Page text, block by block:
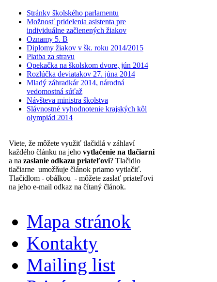
Stránky školského parlamentu
Možnosť pridelenia asistenta pre
individuálne začlenených žiakov
Oznamy 5. B
Diplomy žiakov v šk. roku 2014/2015
Platba za stravu
Opekačka na školskom dvore, jún 2014
Rozlúčka deviatakov 27. júna 2014
Mladý záhradkár 2014, národná
vedomostná súťaž
Návšteva ministra školstva
Slávnostné vyhodnotenie krajských kôl
olympiád 2014
Viete, že môžete využiť tlačidlá v záhlaví
každého článku na jeho vytlačenie na tlačiarni
a na zaslanie odkazu priateľovi? Tlačidlo
tlačiarne umožňuje článok priamo vytlačiť.
Tlačidlom - obálkou - môžete zaslať priateľovi
na jeho e-mail odkaz na čítaný článok.
Mapa stránok
Kontakty
Mailing list